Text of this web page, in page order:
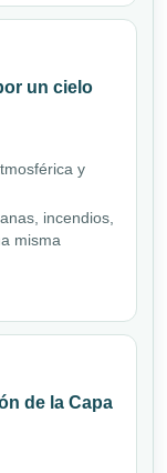
un cielo
y
incendios,
misma
de la Capa